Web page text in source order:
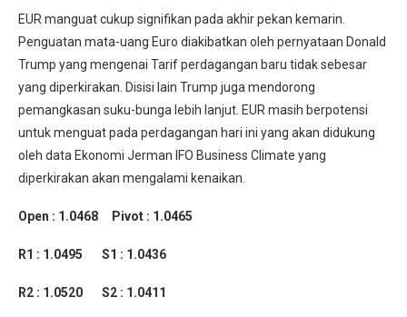
EUR manguat cukup signifikan pada akhir pekan kemarin.
Penguatan mata-uang Euro diakibatkan oleh pernyataan Donald
Trump yang mengenai Tarif perdagangan baru tidak sebesar
yang diperkirakan. Disisi lain Trump juga mendorong
pemangkasan suku-bunga lebih lanjut. EUR masih berpotensi
untuk menguat pada perdagangan hari ini yang akan didukung
oleh data Ekonomi Jerman IFO Business Climate yang
diperkirakan akan mengalami kenaikan.
Open : 1.0468 Pivot : 1.0465
R1 : 1.0495 S1 : 1.0436
R2 : 1.0520 S2 : 1.0411